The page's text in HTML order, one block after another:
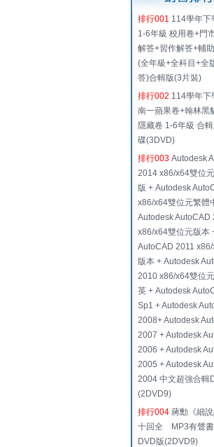
排行001 114學年下
1-6年級 校用卷+門
解答+習作解答+輔
(全年級+全科目+全
答)合輯版(3片裝)
排行002 114學年下
南一蘋果卷+翰林黑
隱藏卷 1-6年級 合
碟(3DVD)
排行003 Autodesk
2014 x86/x64雙位
版 + Autodesk
x86/x64雙位元繁體
Autodesk AutoCAD
x86/x64雙位元版本
AutoCAD 2011
版本 + Autodesk
2010 x86/x64雙位
英 + Autodesk
Sp1 + Autodesk
2008+ Autodesk
2007 + Autodesk
2006 + Autodesk
2005 + Autodesk
2004 中文超強合輯
(2DVD9)
排行004 蔣勳《細
十回全 MP3有聲書
DVD版(2DVD9)